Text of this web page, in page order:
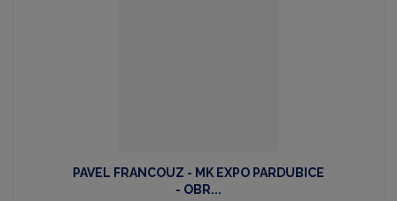
PAVEL FRANCOUZ - MK EXPO PARDUBICE
- OBR...